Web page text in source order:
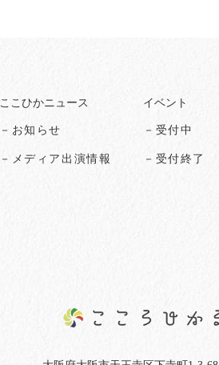
ここひかニュース
－お知らせ
－メディア出演情報
イベント
－受付中
－受付終了